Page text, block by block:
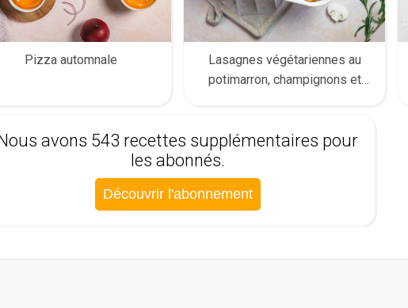
Pizza automnale
Lasagnes végétariennes au
potimarron, champignons et
avons 543 recettes supplémentaires pour
les abonnés.
Découvrir l'abonnement